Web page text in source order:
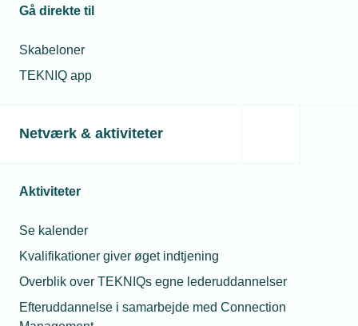
Gå direkte til
Skabeloner
TEKNIQ app
Netværk & aktiviteter
Aktiviteter
Se kalender
Kvalifikationer giver øget indtjening
Overblik over TEKNIQs egne lederuddannelser
Efteruddannelse i samarbejde med Connection
rekrutteringsprocessen alvorligt.
26. april 2021
Er din lærling glad?
TEKNIQ Arbejdsgiverne og Dansk El-Forbund ønsker at
undersøge, hvordan lærlinge på elektrikeruddannelsen
oplever kvaliteten af uddannelsen.